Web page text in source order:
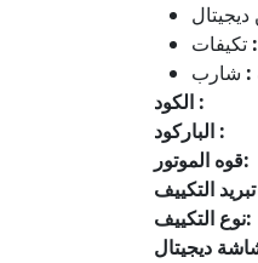
تكيفات
: شارب
الكود :
الباركود :
قوه الموتور:
نوع التكييف: